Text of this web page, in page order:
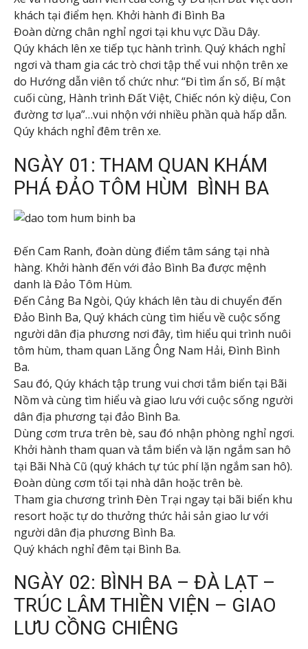
khách tại điểm hẹn. Khởi hành đi Bình Ba
Đoàn dừng chân nghỉ ngơi tại khu vực Dầu Dây.
Qúy khách lên xe tiếp tục hành trình. Quý khách nghỉ
ngơi và tham gia các trò chơi tập thể vui nhộn trên xe
do Hướng dẫn viên tổ chức như: “Đi tìm ẩn số, Bí mật
cuối cùng, Hành trình Đất Việt, Chiếc nón kỳ diệu, Con
đường tơ lụa”…vui nhộn với nhiều phần quà hấp dẫn.
Qúy khách nghỉ đêm trên xe.
NGÀY 01: THAM QUAN KHÁM
PHÁ ĐẢO TÔM HÙM BÌNH BA
Đến Cam Ranh, đoàn dùng điểm tâm sáng tại nhà
hàng. Khởi hành đến với đảo Bình Ba được mệnh
danh là Đảo Tôm Hùm.
Đến Cảng Ba Ngòi, Qúy khách lên tàu di chuyển đến
Đảo Bình Ba, Quý khách cùng tìm hiểu về cuộc sống
người dân địa phương nơi đây, tìm hiểu qui trình nuôi
tôm hùm, tham quan Lăng Ông Nam Hải, Đình Bình
Ba.
Sau đó, Qúy khách tập trung vui chơi tắm biển tại Bãi
Nồm và cùng tìm hiểu và giao lưu với cuộc sống người
dân địa phương tại đảo Bình Ba.
Dùng cơm trưa trên bè, sau đó nhận phòng nghỉ ngơi.
Khởi hành tham quan và tắm biển và lặn ngắm san hô
tại Bãi Nhà Cũ (quý khách tự túc phí lặn ngắm san hô).
Đoàn dùng cơm tối tại nhà dân hoặc trên bè.
Tham gia chương trình Đèn Trại ngay tại bãi biển khu
resort hoặc tự do thưởng thức hải sản giao lư với
người dân địa phương Bình Ba.
Quý khách nghỉ đêm tại Bình Ba.
NGÀY 02: BÌNH BA – ĐÀ LẠT –
TRÚC LÂM THIỀN VIỆN – GIAO
LƯU CỒNG CHIÊNG